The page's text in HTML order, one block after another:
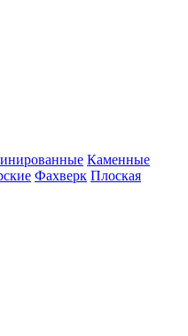
Каменные
Фахверк Плоская